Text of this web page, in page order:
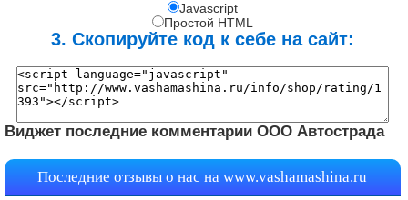
Javascript
Простой HTML
3. Скопируйте код к себе на сайт:
Виджет последние комментарии ООО Автострада
Последние отзывы о нас наwww.vashamashina.ru